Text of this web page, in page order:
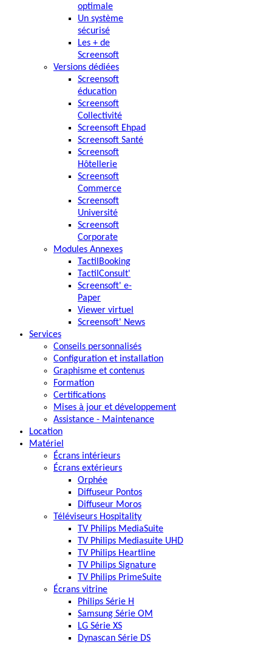
optimale
Un système
sécurisé
Les + de
Screensoft
Versions dédiées
Screensoft
éducation
Screensoft
Collectivité
Screensoft Ehpad
Screensoft Santé
Screensoft
Hôtellerie
Screensoft
Commerce
Screensoft
Université
Screensoft
Corporate
Modules Annexes
TactilBooking
TactilConsult'
Screensoft' e-
Paper
Viewer virtuel
Screensoft' News
Services
Conseils personnalisés
Configuration et installation
Graphisme et contenus
Formation
Certifications
Mises à jour et développement
Assistance - Maintenance
Location
Matériel
Écrans intérieurs
Écrans extérieurs
Orphée
Diffuseur Pontos
Diffuseur Moros
Téléviseurs Hospitality
TV Philips MediaSuite
TV Philips Mediasuite UHD
TV Philips Heartline
TV Philips Signature
TV Philips PrimeSuite
Écrans vitrine
Philips Série H
Samsung Série OM
LG Série XS
Dynascan Série DS